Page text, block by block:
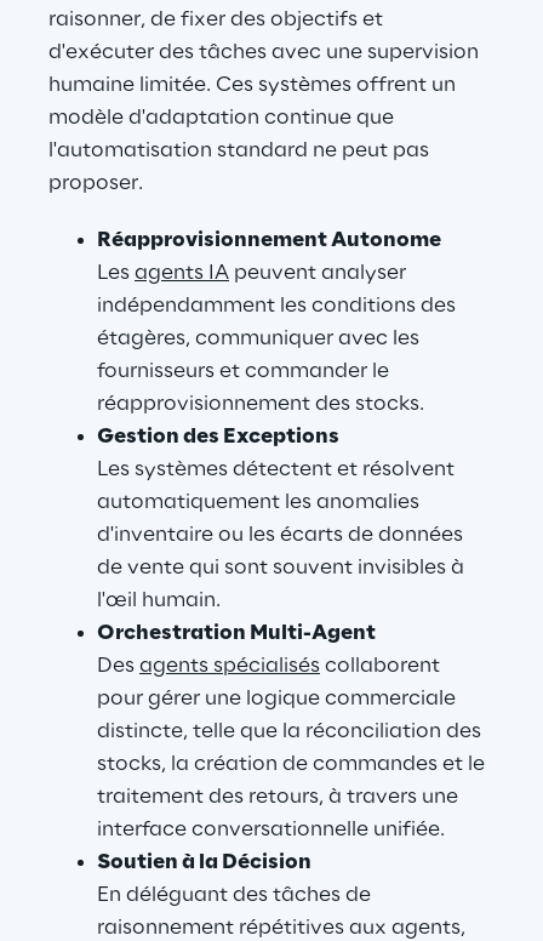
raisonner, de fixer des objectifs et
d'exécuter des tâches avec une supervision
humaine limitée. Ces systèmes offrent un
modèle d'adaptation continue que
l'automatisation standard ne peut pas
proposer.
Réapprovisionnement Autonome
Les agents IA peuvent analyser
indépendamment les conditions des
étagères, communiquer avec les
fournisseurs et commander le
réapprovisionnement des stocks.
Gestion des Exceptions
Les systèmes détectent et résolvent
automatiquement les anomalies
d'inventaire ou les écarts de données
de vente qui sont souvent invisibles à
l'œil humain.
Orchestration Multi-Agent
Des agents spécialisés collaborent
pour gérer une logique commerciale
distincte, telle que la réconciliation des
stocks, la création de commandes et le
traitement des retours, à travers une
interface conversationnelle unifiée.
Soutien à la Décision
En déléguant des tâches de
raisonnement répétitives aux agents,